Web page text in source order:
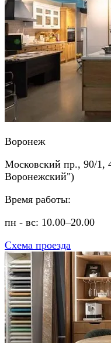
Воронеж
Московский пр., 90/
Воронежский")
Время работы:
пн - вс: 10.00–20.00
Схема проезда